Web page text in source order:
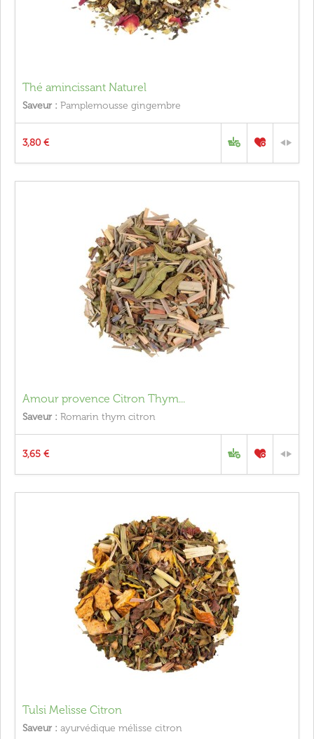
Thé amincissant Naturel
Saveur : Pamplemousse gingembre
3,80 €
Amour provence Citron Thym...
Saveur : Romarin thym citron
3,65 €
Tulsi Melisse Citron
Saveur : ayurvédique mélisse citron